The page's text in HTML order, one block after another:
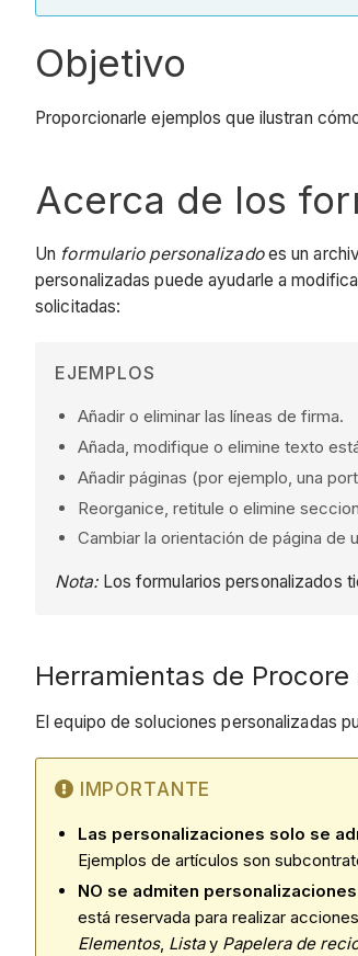
Objetivo
Proporcionarle ejemplos que ilustran
Acerca de los
Un formulario personalizadoes un
personalizadas puede ayudarle a
solicitadas:
EJEMPLOS
Añadir o eliminar las líneas de firma.
Añada, modifique o elimine texto
Añadir páginas (por ejemplo, una
Reorganice, retitule o elimine
Cambiar la orientación de página de
Nota:Los formularios personalizados
Herramientas de
El equipo de soluciones personalizadas
IMPORTANTE
Las personalizaciones solo se
Ejemplos de artículos son
NO se admiten
está reservada para realizar
Elementos, Listay Papelera de